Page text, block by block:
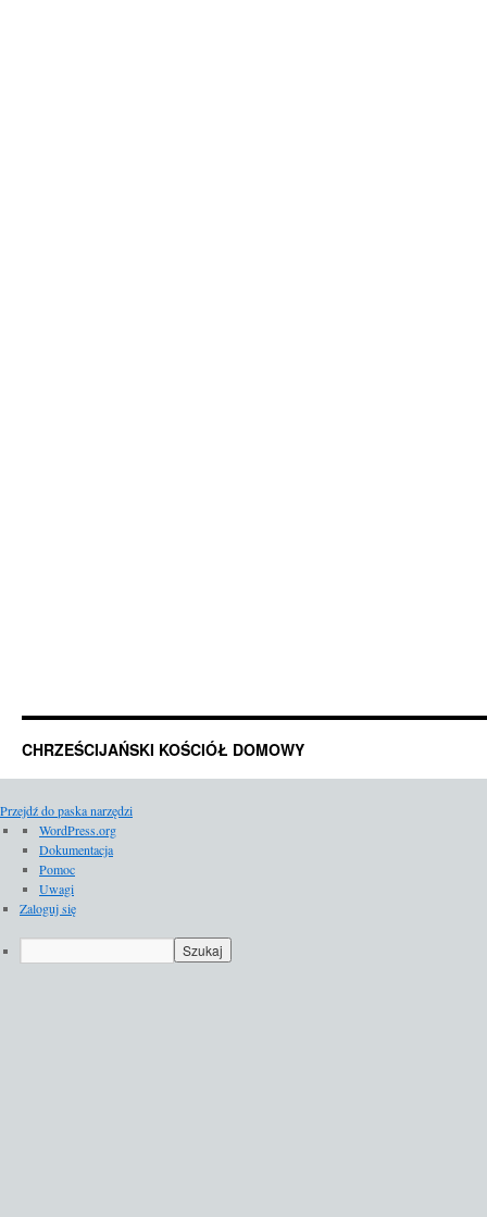
CHRZEŚCIJAŃSKI KOŚCIÓŁ DOMOWY
Przejdź do paska narzędzi
O
WordPressie
WordPress.org
Dokumentacja
Pomoc
Uwagi
Zaloguj się
Szukaj